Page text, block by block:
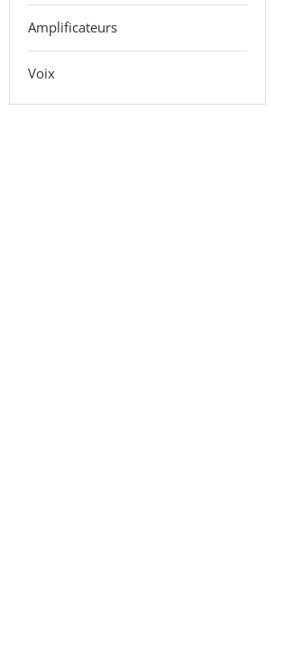
Amplificateurs
Voix